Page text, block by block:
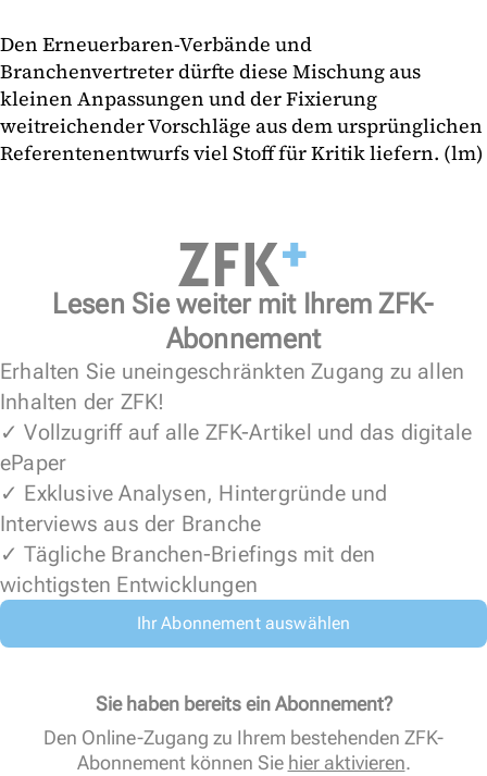
Den Erneuerbaren-Verbände und
Branchenvertreter dürfte diese Mischung aus
kleinen Anpassungen und der Fixierung
weitreichender Vorschläge aus dem ursprünglichen
Referentenentwurfs viel Stoff für Kritik liefern. (lm)
Lesen Sie weiter mit Ihrem ZFK-
Abonnement
Erhalten Sie uneingeschränkten Zugang zu allen
Inhalten der ZFK!
✓ Vollzugriff auf alle ZFK-Artikel und das digitale
ePaper
✓ Exklusive Analysen, Hintergründe und
Interviews aus der Branche
✓ Tägliche Branchen-Briefings mit den
wichtigsten Entwicklungen
Ihr Abonnement auswählen
Sie haben bereits ein Abonnement?
Den Online-Zugang zu Ihrem bestehenden ZFK-
Abonnement können Sie hier aktivieren.